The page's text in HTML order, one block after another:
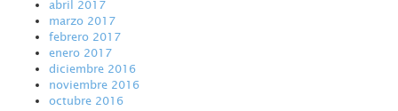
abril 2017
marzo 2017
febrero 2017
enero 2017
diciembre 2016
noviembre 2016
octubre 2016